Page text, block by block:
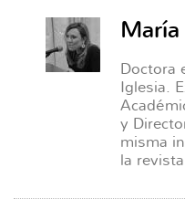
Doctora
Iglesia.
y
misma
la